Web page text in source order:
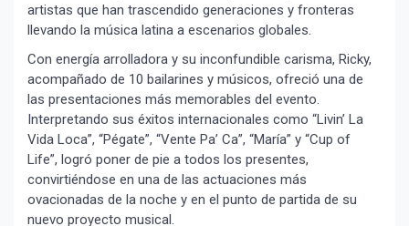
artistas que han trascendido generaciones y fronteras
llevando la música latina a escenarios globales.
Con energía arrolladora y su inconfundible carisma, Ricky,
acompañado de 10 bailarines y músicos, ofreció una de
las presentaciones más memorables del evento.
Interpretando sus éxitos internacionales como “Livin’ La
Vida Loca”, “Pégate”, “Vente Pa’ Ca”, “María” y “Cup of
Life”, logró poner de pie a todos los presentes,
convirtiéndose en una de las actuaciones más
ovacionadas de la noche y en el punto de partida de su
nuevo proyecto musical.